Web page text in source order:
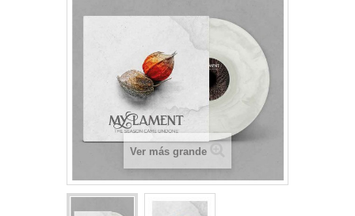
Ver más grande